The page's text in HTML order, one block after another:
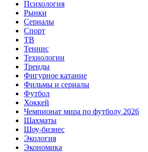
Психология
Рынки
Сериалы
Спорт
ТВ
Теннис
Технологии
Тренды
Фигурное катание
Фильмы и сериалы
Футбол
Хоккей
Чемпионат мира по футболу 2026
Шахматы
Шоу-бизнес
Экология
Экономика